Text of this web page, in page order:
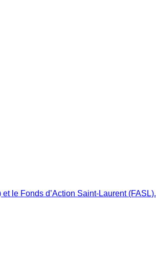
le Fonds d’Action Saint-Laurent (FASL).